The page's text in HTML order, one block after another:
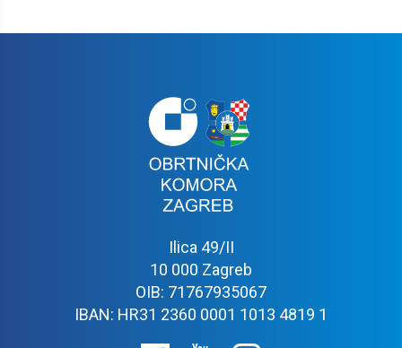
Ilica 49/II
10 000 Zagreb
OIB: 71767935067
IBAN: HR31 2360 0001 1013 4819 1